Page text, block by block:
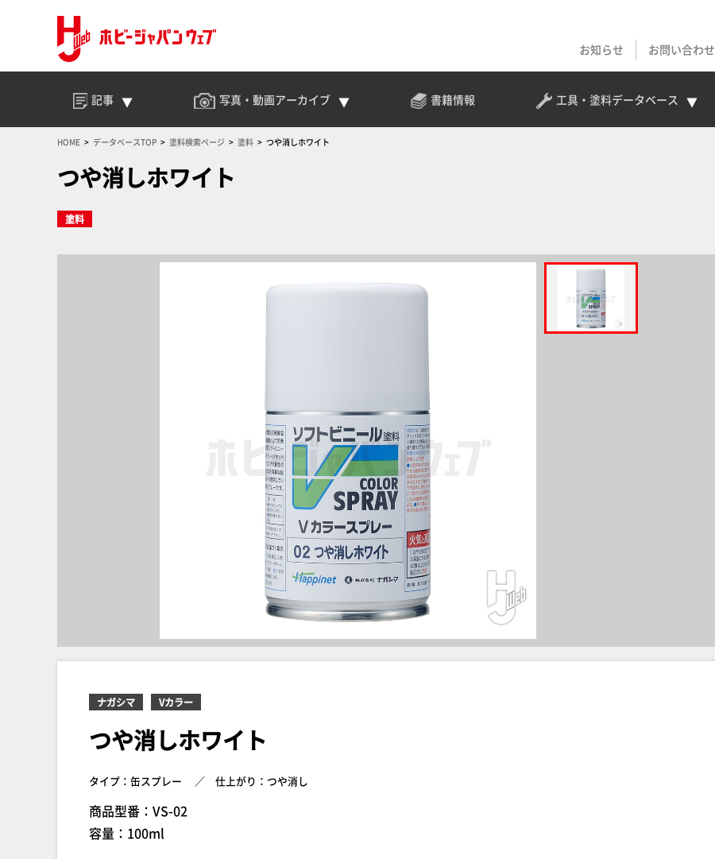
お知らせ
お問い合わせ
記事 写真・動画アーカイブ 書籍情報 工具・塗料データベース
HOME データベースTOP 塗料検索ページ 塗料 つや消しホワイト
つや消しホワイト
塗料
ナガシマ Vカラー
つや消しホワイト
タイプ：缶スプレー 仕上がり：つや消し
商品型番：VS-02
容量：100ml